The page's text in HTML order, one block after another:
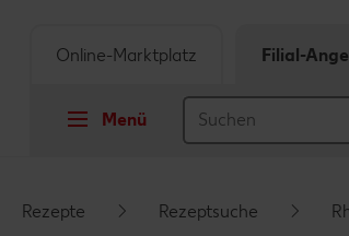
Menü
Online-Marktplatz Filial-
Rezepte Rezeptsuche